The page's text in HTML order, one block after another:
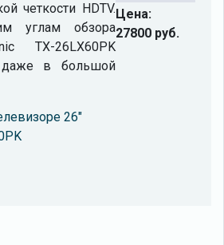
Цена:
27800 руб.
четкости HDTV.
углам обзора
TX-26LX60PK
даже в большой
26"